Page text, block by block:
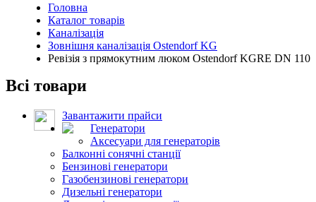
Головна
Каталог товарів
Каналізація
Зовнішня каналізація Ostendorf KG
Ревізія з прямокутним люком Ostendorf KGRE DN 110
Всі товари
Завантажити прайси
Генератори
Аксесуари для генераторів
Балконні сонячні станції
Бензинові генератори
Газобензинові генератори
Дизельні генератори